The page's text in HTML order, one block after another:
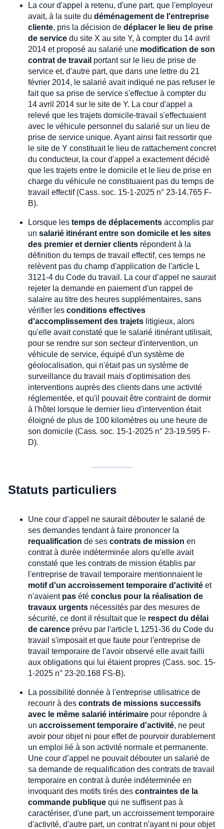
La cour d'appel a retenu, d'une part, que l'employeur
avait, à la suite du déménagement de l'entreprise
cliente, pris la décision de déplacer le lieu de prise
de service du site X au site Y, à compter du 14 avril
2014 et proposé au salarié une modification de son
contrat de travail portant sur le lieu de prise de
service et, d'autre part, que dans une lettre du 21
février 2014, le salarié avait indiqué ne pas refuser le
fait que sa prise de service s'effectue à compter du
14 avril 2014 sur le site de Y. La cour d'appel a
relevé que les trajets domicile-travail s'effectuaient
avec le véhicule personnel du salarié sur un lieu de
prise de service unique. Ayant ainsi fait ressortir que
le site de Y constituait le lieu de rattachement concret
du conducteur, la cour d'appel a exactement décidé
que les trajets entre le domicile et le lieu de prise en
charge du véhicule ne constituaient pas du temps de
travail effectif (Cass. soc. 15-1-2025 n° 23-14.765 F-
B).
Lorsque les temps de déplacements accomplis par
un salarié itinérant entre son domicile et les sites
des premier et dernier clients répondent à la
définition du temps de travail effectif, ces temps ne
relèvent pas du champ d'application de l'article L
3121-4 du Code du travail. La cour d’appel ne saurait
rejeter la demande en paiement d'un rappel de
salaire au titre des heures supplémentaires, sans
vérifier les conditions effectives
d'accomplissement des trajets litigieux, alors
qu'elle avait constaté que le salarié itinérant utilisait,
pour se rendre sur son secteur d'intervention, un
véhicule de service, équipé d'un système de
géolocalisation, qui n'était pas un système de
surveillance du travail mais d'optimisation des
interventions auprès des clients dans une activité
réglementée, et qu'il pouvait être contraint de dormir
à l'hôtel lorsque le dernier lieu d'intervention était
éloigné de plus de 100 kilomètres ou une heure de
son domicile (Cass. soc. 15-1-2025 n° 23-19.595 F-
D).
Statuts particuliers
Une cour d’appel ne saurait débouter le salarié de
ses demandes tendant à faire prononcer la
requalification de ses contrats de mission en
contrat à durée indéterminée alors qu'elle avait
constaté que les contrats de mission établis par
l'entreprise de travail temporaire mentionnaient le
motif d'un accroissement temporaire d'activité et
n'avaient pas été conclus pour la réalisation de
travaux urgents nécessités par des mesures de
sécurité, ce dont il résultait que le respect du délai
de carence prévu par l'article L 1251-36 du Code du
travail s'imposait et que faute pour l'entreprise de
travail temporaire de l'avoir observé elle avait failli
aux obligations qui lui étaient propres (Cass. soc. 15-
1-2025 n° 23-20.168 FS-B).
La possibilité donnée à l'entreprise utilisatrice de
recourir à des contrats de missions successifs
avec le même salarié intérimaire pour répondre à
un accroissement temporaire d'activité, ne peut
avoir pour objet ni pour effet de pourvoir durablement
un emploi lié à son activité normale et permanente.
Une cour d’appel ne pouvait débouter un salarié de
sa demande de requalification des contrats de travail
temporaire en contrat à durée indéterminée en
invoquant des motifs tirés des contraintes de la
commande publique qui ne suffisent pas à
caractériser, d'une part, un accroissement temporaire
d'activité, d'autre part, un contrat n'ayant ni pour objet